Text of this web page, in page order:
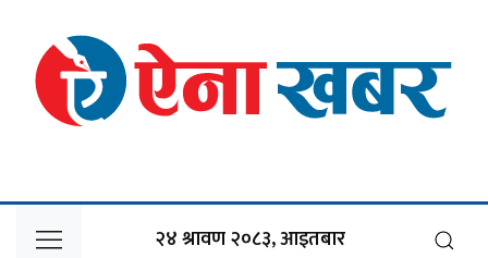
२४ श्रावण २०८३, आइतबार